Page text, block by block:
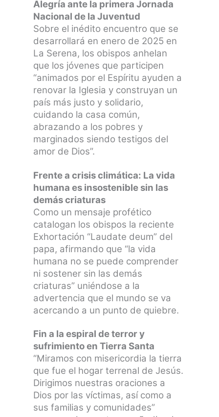
Alegría ante la primera Jornada
Nacional de la Juventud
Sobre el inédito encuentro que se
desarrollará en enero de 2025 en
La Serena, los obispos anhelan
que los jóvenes que participen
“animados por el Espíritu ayuden a
renovar la Iglesia y construyan un
país más justo y solidario,
cuidando la casa común,
abrazando a los pobres y
marginados siendo testigos del
amor de Dios”.
Frente a crisis climática: La vida
humana es insostenible sin las
demás criaturas
Como un mensaje profético
catalogan los obispos la reciente
Exhortación “Laudate deum” del
papa, afirmando que “la vida
humana no se puede comprender
ni sostener sin las demás
criaturas” uniéndose a la
advertencia que el mundo se va
acercando a un punto de quiebre.
Fin a la espiral de terror y
sufrimiento en Tierra Santa
“Miramos con misericordia la tierra
que fue el hogar terrenal de Jesús.
Dirigimos nuestras oraciones a
Dios por las víctimas, así como a
sus familias y comunidades”